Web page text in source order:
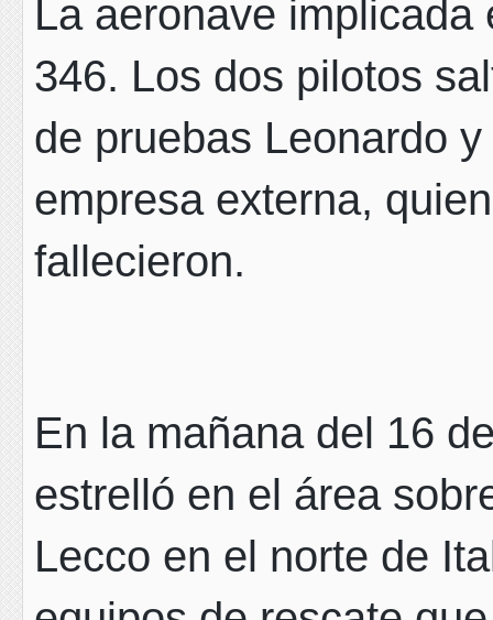
La aeronave
346. Los dos pilotos
de pruebas Leonardo
empresa externa,
fallecieron.
En la mañana del 16
estrelló en el área
Lecco en el norte de